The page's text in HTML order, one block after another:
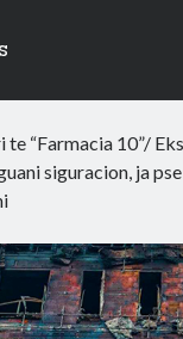
te “Farmacia 10”/
siguracion, ja